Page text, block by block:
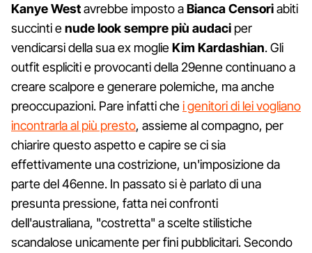
Kanye Westavrebbe imposto aBianca Censoriabiti
succinti enude look sempre più audaci per
vendicarsi della sua ex moglieKim Kardashian. Gli
outfit espliciti e provocanti della 29enne continuano a
creare scalpore e generare polemiche, ma anche
preoccupazioni. Pare infatti chei genitori di lei vogliano
incontrarla al più presto, assieme al compagno, per
chiarire questo aspetto e capire se ci sia
effettivamente una costrizione, un'imposizione da
parte del 46enne. In passato si è parlato di una
presunta pressione, fatta nei confronti
dell'australiana, "costretta" a scelte stilistiche
scandalose unicamente per fini pubblicitari. Secondo